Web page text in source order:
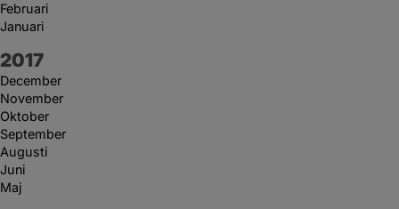
Februari
Januari
År:
2017
December
November
Oktober
September
Augusti
Juni
Maj